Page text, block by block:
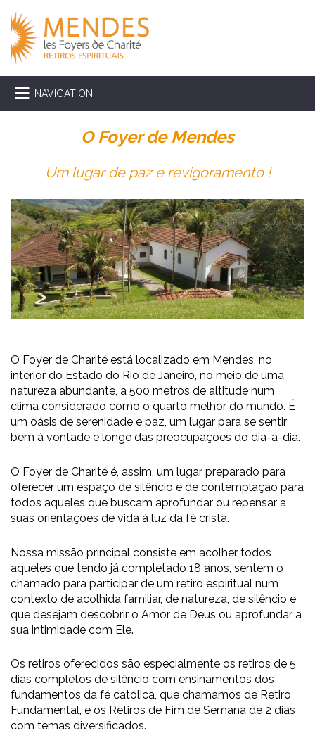
NAVIGATION
O Foyer de Mendes
Um lugar de paz e revigoramento !
O Foyer de Charité está localizado em Mendes, no
interior do Estado do Rio de Janeiro, no meio de uma
natureza abundante, a 500 metros de altitude num
clima considerado como o quarto melhor do mundo. É
um oásis de serenidade e paz, um lugar para se sentir
bem à vontade e longe das preocupações do dia-a-dia.
O Foyer de Charité é, assim, um lugar preparado para
oferecer um espaço de silêncio e de contemplação para
todos aqueles que buscam aprofundar ou repensar a
suas orientações de vida à luz da fé cristã.
Nossa missão principal consiste em acolher todos
aqueles que tendo já completado 18 anos, sentem o
chamado para participar de um retiro espiritual num
contexto de acolhida familiar, de natureza, de silêncio e
que desejam descobrir o Amor de Deus ou aprofundar a
sua intimidade com Ele.
Os retiros oferecidos são especialmente os retiros de 5
dias completos de silêncio com ensinamentos dos
fundamentos da fé católica, que chamamos de Retiro
Fundamental, e os Retiros de Fim de Semana de 2 dias
com temas diversificados.